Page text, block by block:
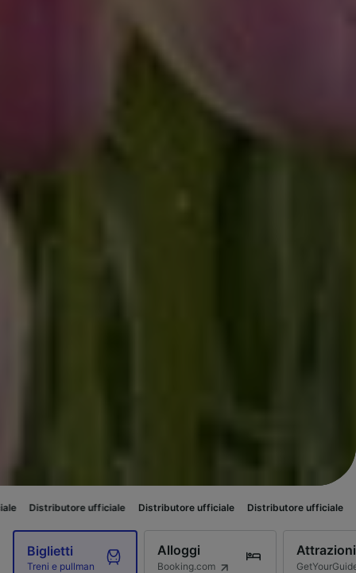
ufficiale Distributore ufficiale Distributore ufficiale Distributore
Biglietti
Treni e pullman
Alloggi
Booking.com
Attrazioni